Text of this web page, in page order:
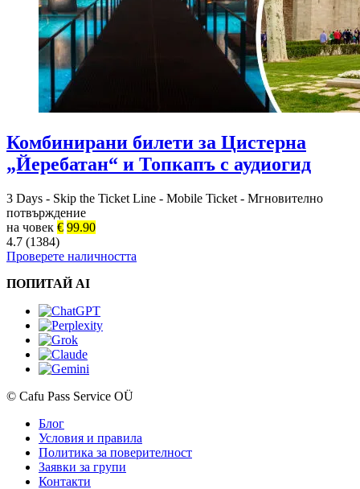
Комбинирани билети за Цистерна
„Йеребатан“ и Топкапъ с аудиогид
3 Days - Skip the Ticket Line - Mobile Ticket - Мгновително
потвърждение
на човек € 99.90
4.7 (1384)
Проверете наличността
ПОПИТАЙ AI
© Cafu Pass Service OÜ
Блог
Условия и правила
Политика за поверителност
Заявки за групи
Контакти